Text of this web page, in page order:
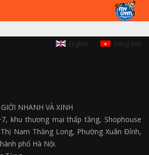
English
Tiếng Việt
NHANH VÀ XINH
khu thương mại thấp tầng, Shophouse
Nam Thăng Long, Phường Xuân Đỉnh,
phố Hà Nội.